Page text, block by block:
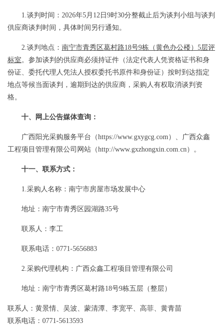
1.谈判时间： 2026年5月 12 日 9时30分整截止后为谈判小组与谈判
供应商谈判时间，具体时间另行通知。
2.谈判地点： 南宁市青秀区葛村路18号9栋（黄色办公楼）5层评
标室。参加谈判的供应商必须持证件（法定代表人凭资格证书和身
份证、 委托代理人凭法人授权委托书原件和身份证）按时到达指定
地点等候当面谈判，逾期到达的供应商，采购人有权取消谈判资
格。
十、 网上公告媒体查询：
广西阳光采购服务平台（https://www.gxygcg.com）、广西众鑫
工程项目管理有限公司网站（http://www.gxzhongxin.com.cn）。
十一、联系方式：
1.采购人名称：南宁市房屋市场发展中心
地址：南宁市青秀区园湖路35号
联系人： 李工
联系电话： 0771-5656883
2.采购代理机构： 广西众鑫工程项目管理有限公司
地址： 南宁市青秀区葛村路18号9栋五层（整层）
联系人： 黄景情、吴波、蒙清潭、李宽平、高菲、黄青苗
联系电话： 0771-5613593